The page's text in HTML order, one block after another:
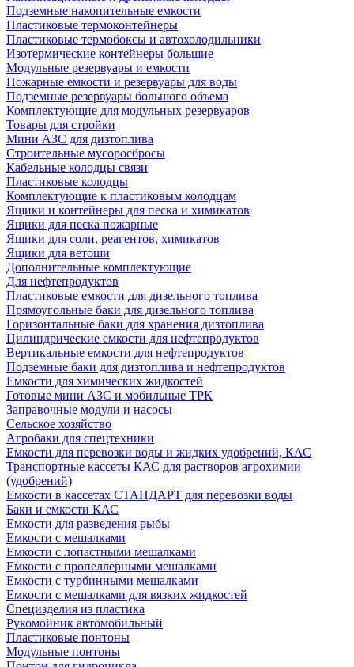
Подземные накопительные емкости
Пластиковые термоконтейнеры
Пластиковые термобоксы и автохолодильники
Изотермические контейнеры большие
Модульные резервуары и емкости
Пожарные емкости и резервуары для воды
Подземные резервуары большого объема
Комплектующие для модульных резервуаров
Товары для стройки
Мини АЗС для дизтоплива
Строительные мусоросбросы
Кабельные колодцы связи
Пластиковые колодцы
Комплектующие к пластиковым колодцам
Ящики и контейнеры для песка и химикатов
Ящики для песка пожарные
Ящики для соли, реагентов, химикатов
Ящики для ветоши
Дополнительные комплектующие
Для нефтепродуктов
Пластиковые емкости для дизельного топлива
Прямоугольные баки для дизельного топлива
Горизонтальные баки для хранения дизтоплива
Цилиндрические емкости для нефтепродуктов
Вертикальные емкости для нефтепродуктов
Подземные баки для дизтоплива и нефтепродуктов
Емкости для химических жидкостей
Готовые мини АЗС и мобильные ТРК
Заправочные модули и насосы
Сельское хозяйство
Агробаки для спецтехники
Емкости для перевозки воды и жидких удобрений, КАС
Транспортные кассеты КАС для растворов агрохимии
(удобрений)
Емкости в кассетах СТАНДАРТ для перевозки воды
Баки и емкости КАС
Емкости для разведения рыбы
Емкости с мешалками
Емкости с лопастными мешалками
Емкости с пропеллерными мешалками
Емкости с турбинными мешалками
Емкости с мешалками для вязких жидкостей
Специзделия из пластика
Рукомойник автомобильный
Пластиковые понтоны
Модульные понтоны